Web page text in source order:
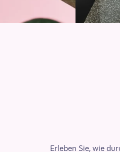
Erleben Sie, wie